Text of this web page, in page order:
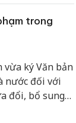
trong
vừa ký Văn bản
nước đối với
đổi, bổ sung
Moyuum giả